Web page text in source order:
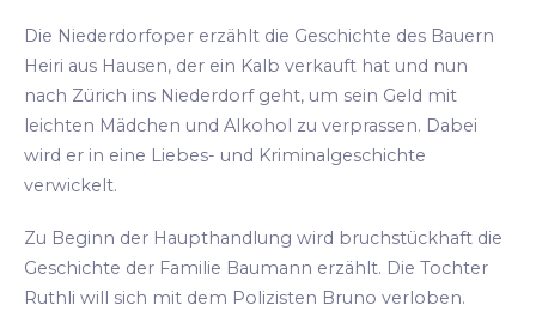
Die Niederdorfoper erzählt die Geschichte des Bauern
Heiri aus Hausen, der ein Kalb verkauft hat und nun
nach Zürich ins Niederdorf geht, um sein Geld mit
leichten Mädchen und Alkohol zu verprassen. Dabei
wird er in eine Liebes- und Kriminalgeschichte
verwickelt.
Zu Beginn der Haupthandlung wird bruchstückhaft die
Geschichte der Familie Baumann erzählt. Die Tochter
Ruthli will sich mit dem Polizisten Bruno verloben.